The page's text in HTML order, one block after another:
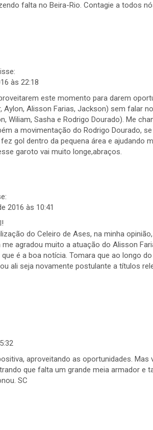
falta no Beira-Rio. Contagie a todos
às 22:18
este momento para darem
Aylon, Alisson Farias, Jackson) sem falar
Wiliam, Sasha e Rodrigo Dourado). Me
a movimentação do Rodrigo Dourado,
gol dentro da pequena área e ajudando
garoto vai muito longe,abraços.
2016 às 10:41
do Celeiro de Ases, na minha
agradou muito a atuação do Alisson
é a boa notícia. Tomara que ao longo
ali seja novamente postulante a títulos
aproveitando as oportunidades. Mas
que falta um grande meia armador e
SC